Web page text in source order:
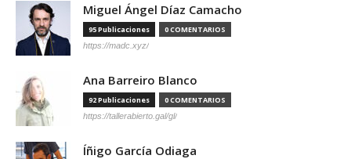
Miguel Ángel Díaz Camacho
95 Publicaciones 0 COMENTARIOS
https://madc.xyz/
Ana Barreiro Blanco
92 Publicaciones 0 COMENTARIOS
https://tallerabierto.gal/gl/
Íñigo García Odiaga